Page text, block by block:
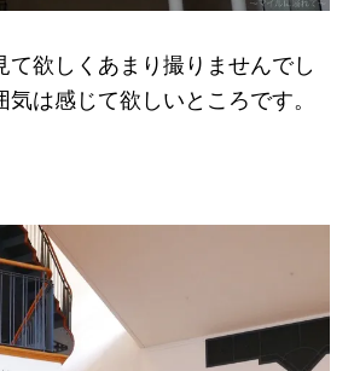
て欲しくあまり撮りませんでし
は感じて欲しいところです。